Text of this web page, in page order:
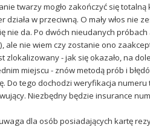
twarzy mogło zakończyć się
działa w przeciwną. O mały włos nie
nie da. Po dwóch nieudanych
ale nie wiem czy zostanie ono
zlokalizowany - jak się okazało, na
miejscu - znów metodą prób i
Do tego dochodzi weryfikacja
Niezbędny będzie insurance
dla osób posiadających kartę